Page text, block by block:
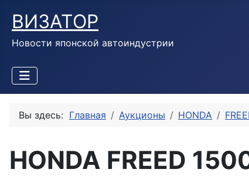
ВИЗАТОР
Новости японской автоиндустрии
Вы здесь: Главная Аукционы HONDA
HONDA FREED